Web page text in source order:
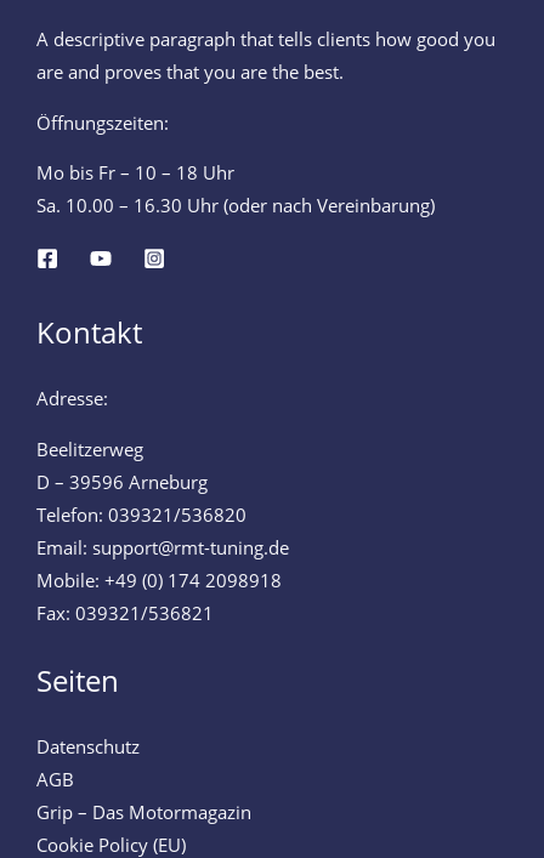
A descriptive paragraph that tells clients how good you
are and proves that you are the best.
Öffnungszeiten:
Mo bis Fr – 10 – 18 Uhr
Sa. 10.00 – 16.30 Uhr (oder nach Vereinbarung)
Kontakt
Adresse:
Beelitzerweg
D – 39596 Arneburg
Telefon: 039321/536820
Email: support@rmt-tuning.de
Mobile: +49 (0) 174 2098918
Fax: 039321/536821
Seiten
Datenschutz
AGB
Grip – Das Motormagazin
Cookie Policy (EU)